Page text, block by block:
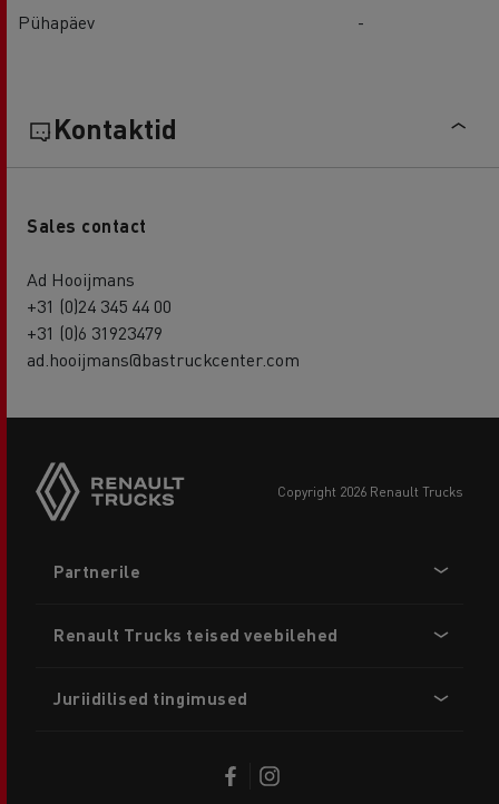
Pühapäev
-
Kontaktid
Sales contact
Ad Hooijmans
+31 (0)24 345 44 00
+31 (0)6 31923479
ad.hooijmans@bastruckcenter.com
copyright 2026 Renault Trucks
menu
Partnerile
Renault Trucks teised veebilehed
Juriidilised tingimused